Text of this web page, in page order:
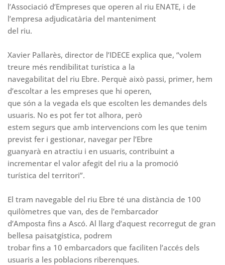
l’Associació d’Empreses que operen al riu ENATE, i de
l’empresa adjudicatària del manteniment
del riu.
Xavier Pallarès, director de l’IDECE explica que, “volem
treure més rendibilitat turística a la
navegabilitat del riu Ebre. Perquè això passi, primer, hem
d’escoltar a les empreses que hi operen,
que són a la vegada els que escolten les demandes dels
usuaris. No es pot fer tot alhora, però
estem segurs que amb intervencions com les que tenim
previst fer i gestionar, navegar per l’Ebre
guanyarà en atractiu i en usuaris, contribuint a
incrementar el valor afegit del riu a la promoció
turística del territori”.
El tram navegable del riu Ebre té una distància de 100
quilòmetres que van, des de l’embarcador
d’Amposta fins a Ascó. Al llarg d’aquest recorregut de gran
bellesa paisatgística, podrem
trobar fins a 10 embarcadors que faciliten l’accés dels
usuaris a les poblacions riberenques.